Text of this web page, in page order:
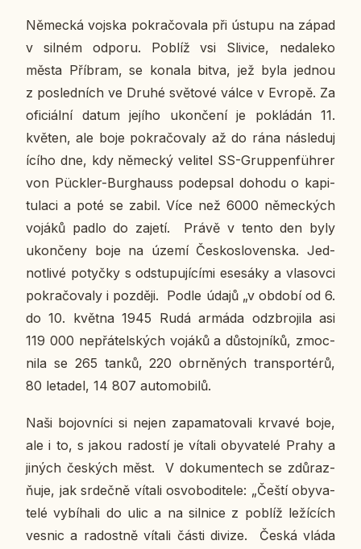
Ně­mec­ká vojska po­kra­čo­va­la při ústupu na západ
v silném odporu. Poblíž vsi Sli­vi­ce, ne­da­le­ko
města Pří­bram, se konala bitva, jež byla jednou
z po­sled­ních ve Druhé svě­to­vé válce v Evropě. Za
ofi­ci­ál­ní datum jejího ukon­če­ní je po­klá­dán 11.
květen, ale boje po­kra­čo­va­ly až do rána ná­sle­du­j
í­cí­ho dne, kdy ně­mec­ký ve­li­tel SS-Grup­pen­führer
von Püc­kler-Bur­ghauss po­de­psal dohodu o ka­pi­
tu­la­ci a poté se zabil. Více než 6000 ně­mec­kých
vojáků padlo do zajetí. Právě v tento den byly
ukon­če­ny boje na území Čes­ko­slo­ven­ska. Jed­
not­li­vé po­tyč­ky s od­stu­pu­jí­cí­mi ese­sá­ky a vla­sov­ci
po­kra­čo­va­ly i poz­dě­ji. Podle údajů „v období od 6.
do 10. května 1945 Rudá armáda od­zbro­ji­la asi
119 000 ne­přá­tel­ských vojáků a dů­stoj­ní­ků, zmoc­
ni­la se 265 tanků, 220 obr­ně­ných trans­por­té­rů,
80 le­ta­del, 14 807 au­to­mo­bi­lů.
Naši bo­jov­ní­ci si nejen za­pa­ma­to­va­li krvavé boje,
ale i to, s jakou ra­dos­tí je vítali oby­va­te­lé Prahy a
jiných čes­kých měst. V do­ku­men­tech se zdů­raz­
ňu­je, jak sr­deč­ně vítali osvo­bo­di­te­le: „Čeští oby­va­
te­lé vy­bí­ha­li do ulic a na sil­ni­ce z poblíž le­ží­cích
vesnic a ra­dost­ně vítali části divize. Česká vláda